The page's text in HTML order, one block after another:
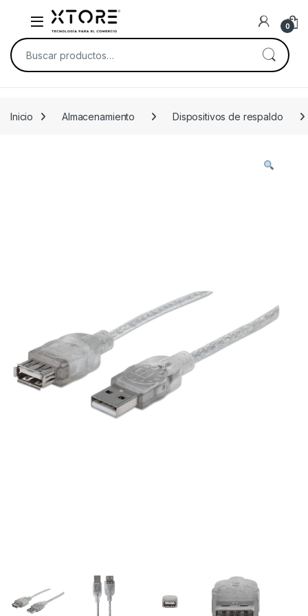
Skip to navigation
Skip to content
0
Buscar por:
Inicio Almacenamiento Dispositivos de respaldo